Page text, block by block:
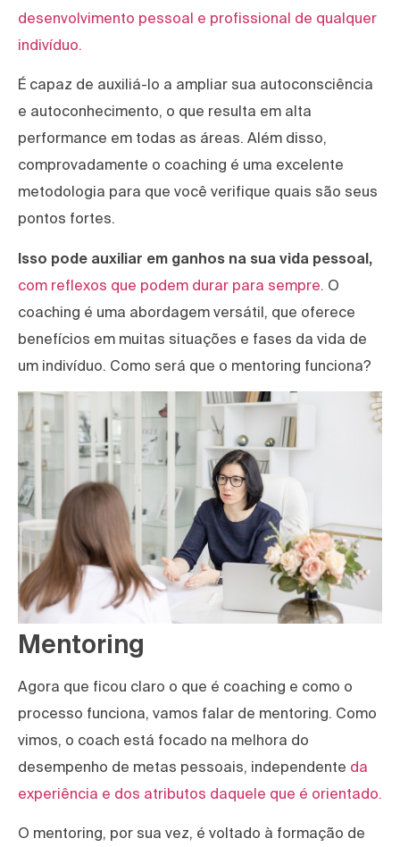
desenvolvimento pessoal e profissional de qualquer
indivíduo.
É capaz de auxiliá-lo a ampliar sua autoconsciência
e autoconhecimento, o que resulta em alta
performance em todas as áreas. Além disso,
comprovadamente o coaching é uma excelente
metodologia para que você verifique quais são seus
pontos fortes.
Isso pode auxiliar em ganhos na sua vida pessoal,
com reflexos que podem durar para sempre. O
coaching é uma abordagem versátil, que oferece
benefícios em muitas situações e fases da vida de
um indivíduo. Como será que o mentoring funciona?
Mentoring
Agora que ficou claro o que é coaching e como o
processo funciona, vamos falar de mentoring. Como
vimos, o coach está focado na melhora do
desempenho de metas pessoais, independente da
experiência e dos atributos daquele que é orientado.
O mentoring, por sua vez, é voltado à formação de